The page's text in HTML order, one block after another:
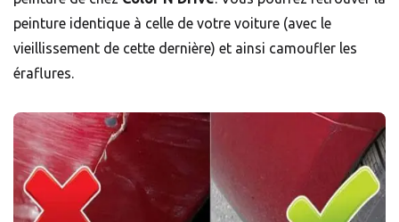
peinture identique à celle de votre voiture (avec le
vieillissement de cette dernière) et ainsi camoufler les
éraflures.